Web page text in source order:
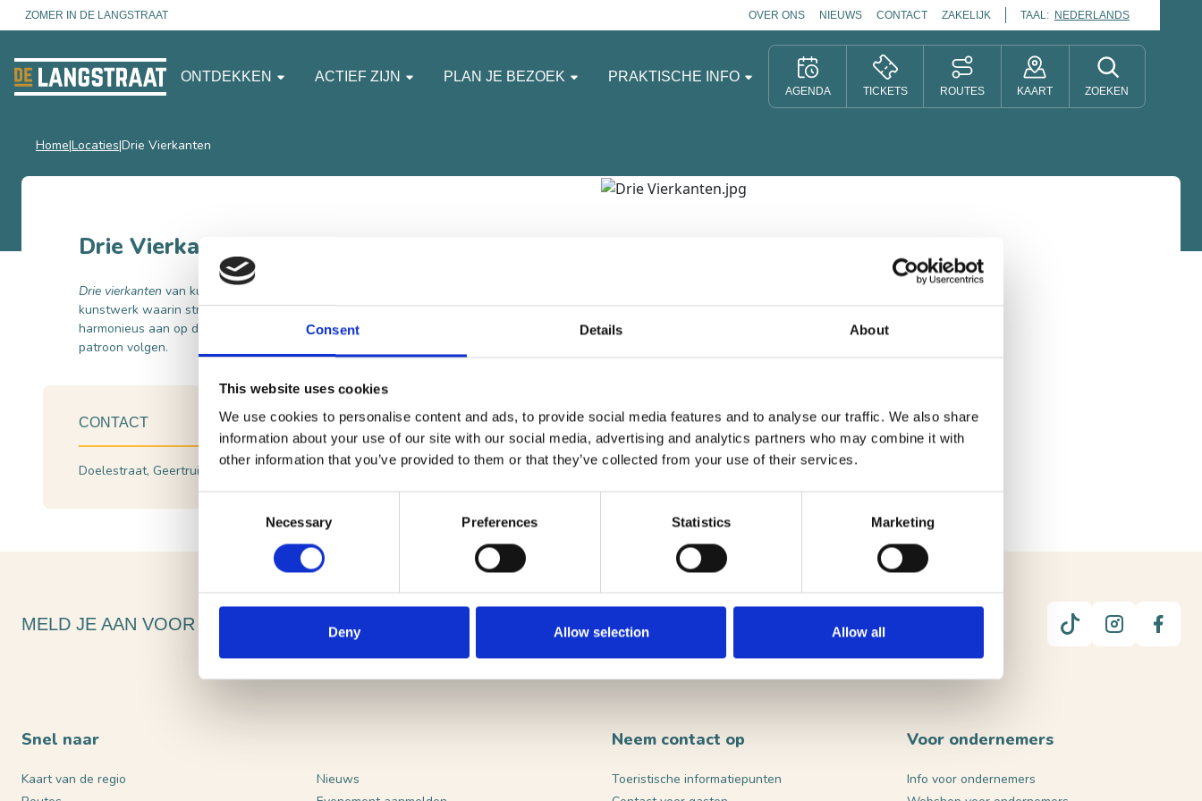
Consent Details About
This website uses cookies
We use cookies to personalise content and ads, to provide social media features and to analyse our traffic. We also share
information about your use of our site with our social media, advertising and analytics partners who may combine it with
other information that you’ve provided to them or that they’ve collected from your use of their services.
Necessary Preferences Statistics Marketing
Deny Allow selection Allow all
ZOMER IN DE LANGSTRAAT OVER ONS NIEUWS CONTACT ZAKELIJK TAAL: NEDERLANDS
ONTDEKKEN ACTIEF ZIJN PLAN JE BEZOEK PRAKTISCHE INFO
AGENDA TICKETS ROUTES KAART ZOEKEN
Home Locaties Drie Vierkanten
Drie Vierkanten
Drie vierkanten van kunstenaar Henk Rusman is een transparant ontworpen
kunstwerk waarin strakke vierkante vormen centraal staan. De vormgeving sluit
harmonieus aan op de omgeving, waar ook de groenvoorzieningen het vierkante
patroon volgen.
CONTACT
Doelestraat, Geertruidenberg Plan je route
MELD JE AAN VOOR ONZE NIEUWSBRIEF
Snel naar
Kaart van de regio
Nieuws
Neem contact op
Toeristische informatiepunten
Voor ondernemers
Info voor ondernemers